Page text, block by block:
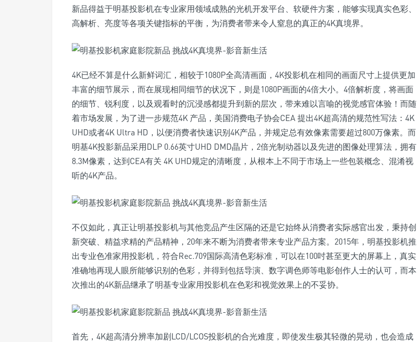
新品得益于明基投影机在专业家用领域成熟的光机开发平台、软硬件方案，能够实现真实色彩、
高解析、亮度等各项关键指标的平衡，为消费者带来令人窒息的真正的4K真境界。
4K已经不算是什么新鲜词汇，相较于1080P全高清画面，4K投影机在相同的画面尺寸上提供更加
丰富的细节展示，而在展现相同细节的状况下，则是1080P画面的4倍大小。4倍解析度，将画面
的细节、锐利度，以及观看时的沉浸感都提升到新的层次，带来难以言喻的视觉感官体验！而随
着市场发展，为了进一步规范4K 产品，美国消费电子协会CEA 提出4K超高清的规范性写法：4K
UHD或者4K Ultra HD，以便消费者快速识别4K产品，并规定总有效像素需要超过800万像素。而
明基4K投影新品采用DLP 0.66英寸UHD DMD晶片，2倍光制动器以及先进的图像处理算法，拥有
8.3M像素，达到CEA有关 4K UHD规定的清晰度，从根本上不同于市场上一些包装概念、混淆视
听的4K产品。
不仅如此，真正让明基投影机与其他竞品产生区隔的还是它始终从消费者实际感官出发，秉持创
新突破、精益求精的产品精神，20年来不断为消费者带来专业产品方案。2015年，明基投影机推
出专业色准家用投影机，符合Rec.709国际高清色彩标准，可以在100吋甚至更大的屏幕上，真实
准确地再现人眼所能够识别的色彩，并得到包括导演、数字调色师等电影创作人士的认可，而本
次推出的4K新品继承了明基专业家用投影机在色彩和视觉效果上的不妥协。
首先，4K超高清分辨率加剧LCD/LCOS投影机的合光难度，即使发生极其轻微的晃动，也会造成